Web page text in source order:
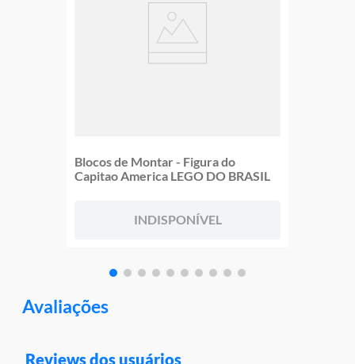
Blocos de Montar - Figura do
Capitao America LEGO DO BRASIL
INDISPONÍVEL
Avaliações
Reviews dos usuários